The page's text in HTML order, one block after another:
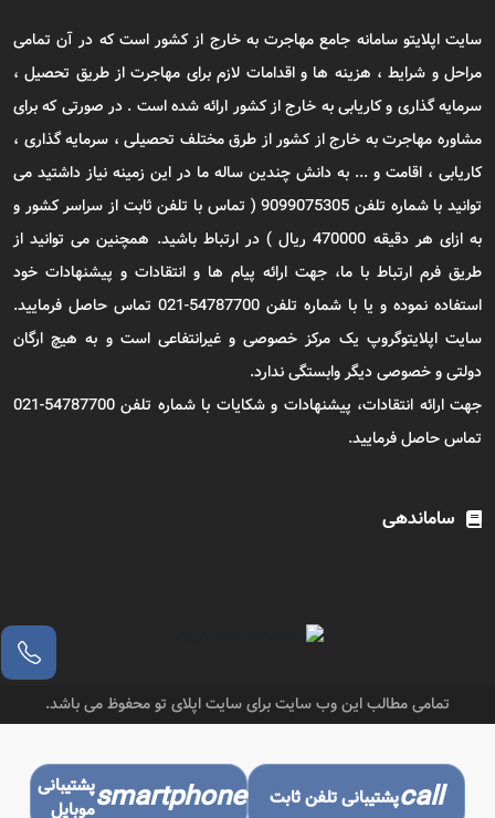
سایت اپلایتو سامانه جامع مهاجرت به خارج از کشور است که در آن تمامی
مراحل و شرایط ، هزینه ها و اقدامات لازم برای مهاجرت از طریق تحصیل ،
سرمایه گذاری و کاریابی به خارج از کشور ارائه شده است . در صورتی که برای
مشاوره مهاجرت به خارج از کشور از طرق مختلف تحصیلی ، سرمایه گذاری ،
کاریابی ، اقامت و ... به دانش چندین ساله ما در این زمینه نیاز داشتید می
توانید با شماره تلفن 9099075305 ( تماس با تلفن ثابت از سراسر کشور و
به ازای هر دقیقه 470000 ریال ) در ارتباط باشید. همچنین می توانید از
طریق فرم ارتباط با ما، جهت ارائه پیام ها و انتقادات و پیشنهادات خود
استفاده نموده و یا با شماره تلفن 54787700-021 تماس حاصل فرمایید.
سایت اپلایتوگروپ یک مرکز خصوصی و غیرانتفاعی است و به هیچ ارگان
دولتی و خصوصی دیگر وابستگی ندارد.
جهت ارائه انتقادات، پیشنهادات و شکایات با شماره تلفن 54787700-021
تماس حاصل فرمایید.
ساماندهی
تمامی مطالب این وب سایت برای سایت اپلای تو محفوظ می باشد.
callپشتیبانی تلفن ثابت smartphoneپشتیبانی
موبایل